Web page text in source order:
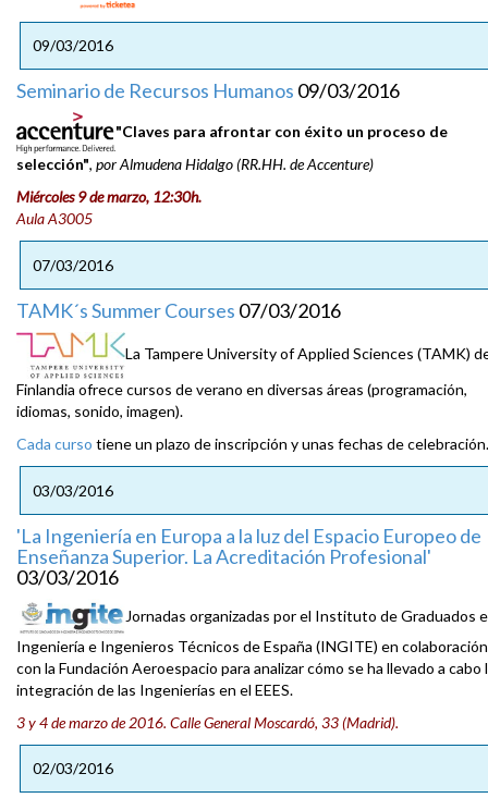
09/03/2016
Seminario de Recursos Humanos 09/03/2016
"Claves para afrontar con éxito un proceso de
selección", por Almudena Hidalgo (RR.HH. de Accenture)
Miércoles 9 de marzo, 12:30h.
Aula A3005
07/03/2016
TAMK´s Summer Courses 07/03/2016
La Tampere University of Applied Sciences (TAMK)
Finlandia ofrece cursos de verano en diversas áreas (programación,
idiomas, sonido, imagen).
Cada curso tiene un plazo de inscripción y unas fechas de celebración.
03/03/2016
'La Ingeniería en Europa a la luz del Espacio Europeo de
Enseñanza Superior. La Acreditación Profesional'
03/03/2016
Jornadas organizadas por el Instituto de Graduados
Ingeniería e Ingenieros Técnicos de España (INGITE) en colaboración
con la Fundación Aeroespacio para analizar cómo se ha llevado a cabo
integración de las Ingenierías en el EEES.
3 y 4 de marzo de 2016. Calle General Moscardó, 33 (Madrid).
02/03/2016